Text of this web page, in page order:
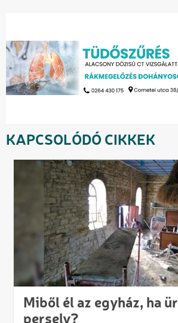
KAPCSOLÓDÓ CIKKEK
Miből él az egyház, ha
persely?